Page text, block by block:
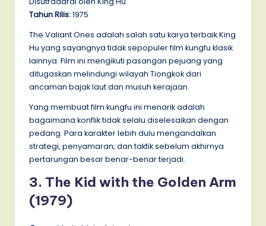
Tahun Rilis:1975
The Valiant Ones adalah salah satu karya terbaik King
Hu yang sayangnya tidak sepopuler film kungfu klasik
lainnya. Film ini mengikuti pasangan pejuang yang
ditugaskan melindungi wilayah Tiongkok dari
ancaman bajak laut dan musuh kerajaan.
Yang membuat film kungfu ini menarik adalah
bagaimana konflik tidak selalu diselesaikan dengan
pedang. Para karakter lebih dulu mengandalkan
strategi, penyamaran, dan taktik sebelum akhirnya
pertarungan besar benar-benar terjadi.
3. The Kid with the Golden Arm
(1979)